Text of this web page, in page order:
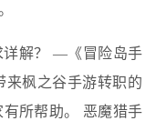
详解？ —《冒险岛手
来枫之谷手游转职的
所帮助。 恶魔猎手